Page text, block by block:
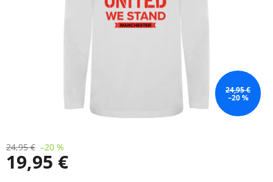
24,95 €
–20 %
24,95 € –20 %
19,95 €